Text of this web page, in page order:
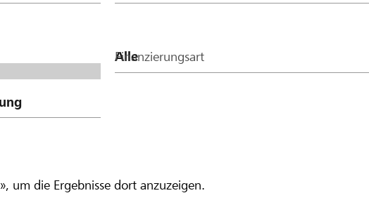
Finanzierungsart
», um die Ergebnisse dort anzuzeigen.